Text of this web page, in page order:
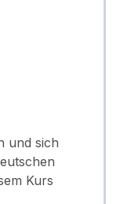
und sich
Kurs